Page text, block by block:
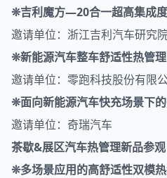
❊吉利魔方—20合一超高集成
邀请单位：浙江吉利汽车研究
❊新能源汽车整车舒适性热管
邀请单位：零跑科技股份有限
❊面向新能源汽车快充场景下
邀请单位：奇瑞汽车
茶歇&展区汽车热管理新品参观
❊多场景应用的高舒适性双模